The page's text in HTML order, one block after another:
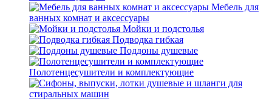
Мебель для
ванных комнат и аксессуары
Мойки и подстолья
Подводка гибкая
Поддоны душевые
Полотенцесушители и комплектующие